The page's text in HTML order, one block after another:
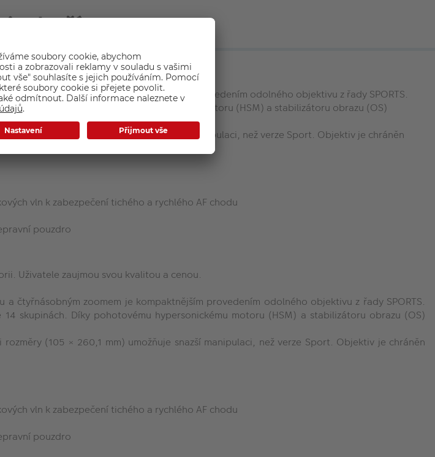
zboží
Uživatele zaujmou svou kvalitou a cenou.
zoomem je kompaktnějším provedením odolného objektivu z řady SPORTS.
Díky pohotovému hypersonickému motoru (HSM) a stabilizátoru obrazu (OS)
(105 × 260,1 mm) umožňuje snazší manipulaci, než verze Sport. Objektiv je chráněn
vln k zabezpečení tichého a rychlého AF chodu
pouzdro
Uživatele zaujmou svou kvalitou a cenou.
čtyřnásobným zoomem je kompaktnějším provedením odolného objektivu z řady SPORTS.
skupinách. Díky pohotovému hypersonickému motoru (HSM) a stabilizátoru obrazu (OS)
(105 × 260,1 mm) umožňuje snazší manipulaci, než verze Sport. Objektiv je chráněn
vln k zabezpečení tichého a rychlého AF chodu
pouzdro